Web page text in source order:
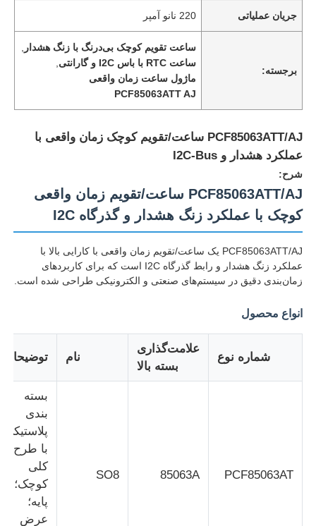
محصولات
جریان عملیاتی 220 نانو آمپر
برجسته:
ساعت تقویم کوچک بی‌درنگ با زنگ هشدار
ساعت RTC با باس I2C و گارانتی
ماژول ساعت زمان واقعی
PCF85063ATT AJ
PCF85063ATT/AJ ساعت/تقویم کوچک زمان واقعی با
عملکرد هشدار و I2C-Bus
شرح:
PCF85063ATT/AJ ساعت/تقویم زمان واقعی
کوچک با عملکرد زنگ هشدار و گذرگاه I2C
PCF85063ATT/AJ یک ساعت/تقویم زمان واقعی با کارایی بالا با
عملکرد زنگ هشدار و رابط گذرگاه I2C است که برای کاربردهای
زمان‌بندی دقیق در سیستم‌های صنعتی و الکترونیکی طراحی شده است.
انواع محصول
شماره نوع
علامت‌گذاری
بسته بالا
نام توضیحات
PCF85063AT
85063A
SO8
بسته
بندی
پلاستیکی
با طرح
کلی
پایه؛
عرض